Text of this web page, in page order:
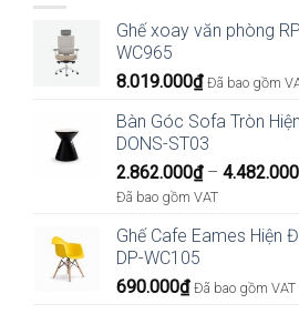
Ghế xoay văn phòng
WC965
8.019.000₫ Đã bao gồm
Bàn Góc Sofa Tròn
DONS-ST03
2.862.000₫ – 4.482.000
Đã bao gồm VAT
Ghế Cafe Eames Hiện
DP-WC105
690.000₫ Đã bao gồm VAT